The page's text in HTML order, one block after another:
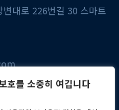
호를 소중히 여깁니다
대로 226번길 30 스마트